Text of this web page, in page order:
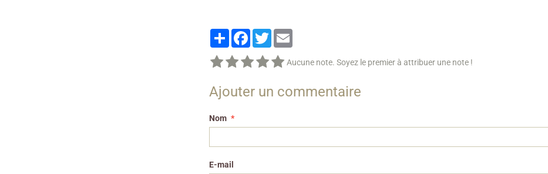
PartagerFacebook
Twitter
Aucune note. Soyez le premier à attribuer une note !
Ajouter un commentaire
Nom
E-mail